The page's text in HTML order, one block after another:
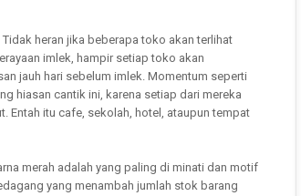
heran jika beberapa toko akan terlihat
imlek, hampir setiap toko akan
jauh hari sebelum imlek. Momentum seperti
hiasan cantik ini, karena setiap dari mereka
Entah itu cafe, sekolah, hotel, ataupun tempat
merah adalah yang paling di minati dan motif
yang menambah jumlah stok barang